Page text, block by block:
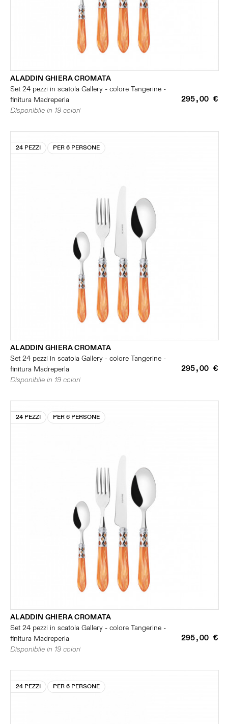
ALADDIN GHIERA CROMATA
Set 24 pezzi in scatola Gallery - colore Tangerine -
finitura Madreperla
295,00 €
Disponibile in 19 colori
24 PEZZI PER 6 PERSONE
ALADDIN GHIERA CROMATA
Set 24 pezzi in scatola Gallery - colore Tangerine -
finitura Madreperla
295,00 €
Disponibile in 19 colori
24 PEZZI PER 6 PERSONE
ALADDIN GHIERA CROMATA
Set 24 pezzi in scatola Gallery - colore Tangerine -
finitura Madreperla
295,00 €
Disponibile in 19 colori
24 PEZZI PER 6 PERSONE